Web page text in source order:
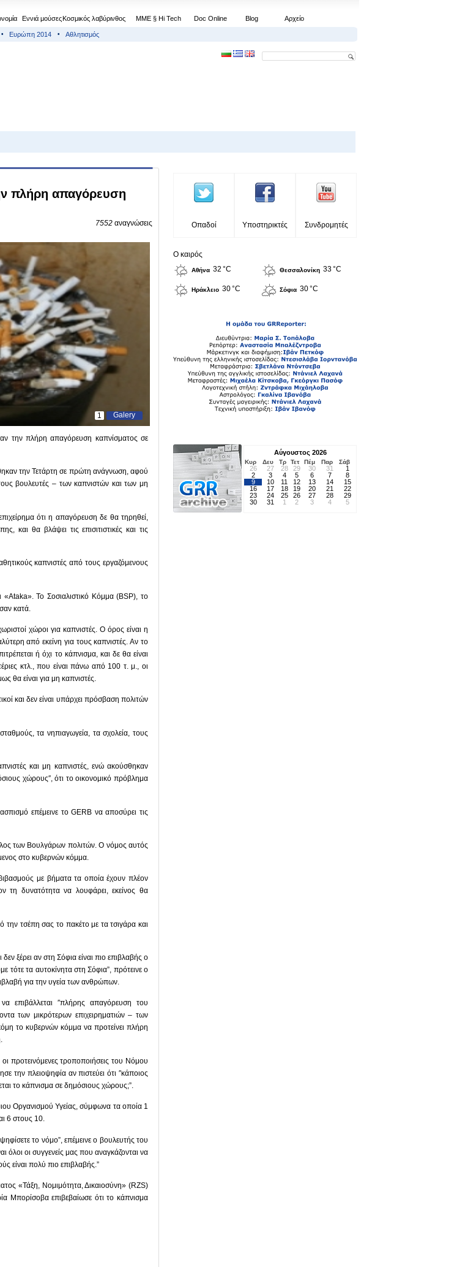
Εννιά μούσεςΚοσμικός λαβύρινθος МΜΕ § Hi Tech Doc Online Blog Αρχείο
Ευρώπη 2014 Αθλητισμός
πλήρη απαγόρευση
7552 αναγνώσεις
Galery
1
την πλήρη απαγόρευση καπνίσματος σε
την Τετάρτη σε πρώτη ανάγνωση, αφού
βουλευτές – των καπνιστών και των μη
ότι η απαγόρευση δε θα τηρηθεί,
και θα βλάψει τις επισιτιστικές και τις
καπνιστές από τους εργαζόμενους
«Ataka». Το Σοσιαλιστικό Κόμμα (BSP), το
κατά.
χώροι για καπνιστές. Ο όρος είναι η
από εκείνη για τους καπνιστές. Αν το
ή όχι το κάπνισμα, και δε θα είναι
κτλ., που είναι πάνω από 100 τ. μ., οι
θα είναι για μη καπνιστές.
και δεν είναι υπάρχει πρόσβαση πολιτών
τα νηπιαγωγεία, τα σχολεία, τους
και μη καπνιστές, ενώ ακούσθηκαν
χώρους″, ότι το οικονομικό πρόβλημα
επέμεινε το GERB να αποσύρει τις
των Βουλγάρων πολιτών. Ο νόμος αυτός
στο κυβερνών κόμμα.
με βήματα τα οποία έχουν πλέον
τη δυνατότητα να λουφάρει, εκείνος θα
τσέπη σας το πακέτο με τα τσιγάρα και
ξέρει αν στη Σόφια είναι πιο επιβλαβής ο
τα αυτοκίνητα στη Σόφια”, πρότεινε ο
για την υγεία των ανθρώπων.
επιβάλλεται ″πλήρης απαγόρευση του
των μικρότερων επιχειρηματιών – των
το κυβερνών κόμμα να προτείνει πλήρη
προτεινόμενες τροποποιήσεις του Νόμου
την πλειοψηφία αν πιστεύει ότι ″κάποιος
το κάπνισμα σε δημόσιους χώρους;”.
Οργανισμού Υγείας, σύμφωνα τα οποία 1
6 στους 10.
το νόμο”, επέμεινε ο βουλευτής του
όλοι οι συγγενείς μας που αναγκάζονται να
είναι πολύ πιο επιβλαβής.”
«Τάξη, Νομιμότητα, Δικαιοσύνη» (RZS)
Μπορίσοβα επιβεβαίωσε ότι το κάπνισμα
Οπαδοί Υποστηρικτές Συνδρομητές
Ο καιρός
Αθήνα 32 °C Θεσσαλονίκη 33 °C
Ηράκλειο 30 °C Σόφια 30 °C
Αύγουστος 2026
Κυρ Δευ Τρ Τετ Πέμ Παρ Σάβ
26 27 28 29 30 31
1
2
3 4 5 6 7
8
9
10 11 12 13 14
15
16
17 18 19 20 21
22
23
24 25 26 27 28
29
30
31 1 2 3 4 5